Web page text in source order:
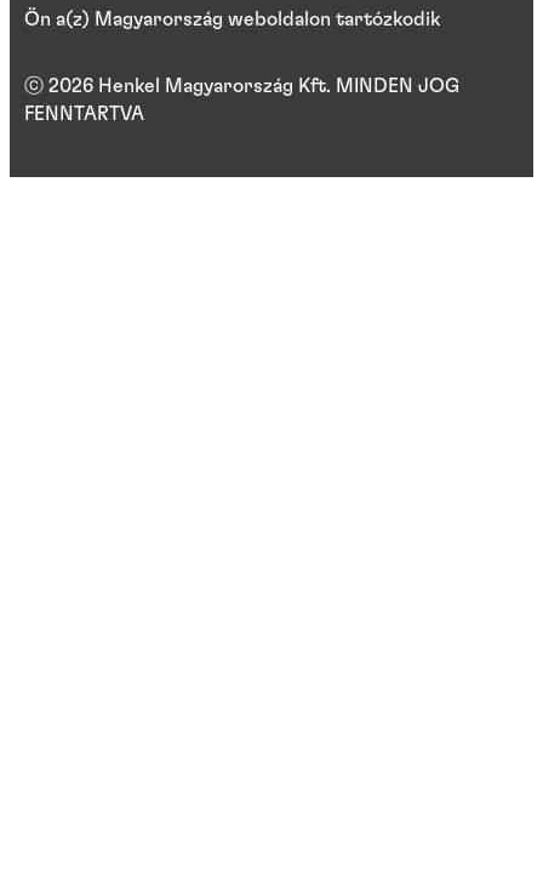
ⓒ 2026 Henkel Magyarország Kft. MINDEN JOG
FENNTARTVA
Ön a(z) Magyarország weboldalon tartózkodik